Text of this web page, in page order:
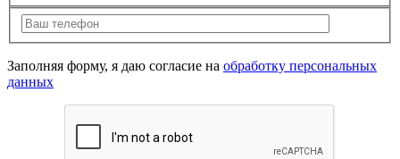
Заполняя форму, я даю согласие на обработку персональных
данных